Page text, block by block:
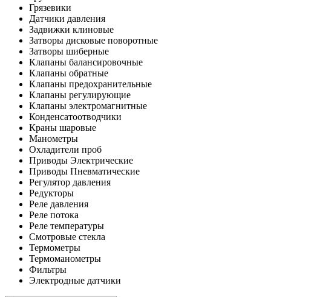
Грязевики
Датчики давления
Задвижки клиновые
Затворы дисковые поворотные
Затворы шиберные
Клапаны балансировочные
Клапаны обратные
Клапаны предохранительные
Клапаны регулирующие
Клапаны электромагнитные
Конденсатоотводчики
Краны шаровые
Манометры
Охладители проб
Приводы Электрические
Приводы Пневматические
Регулятор давления
Редукторы
Реле давления
Реле потока
Реле температуры
Смотровые стекла
Термометры
Термоманометры
Фильтры
Электродные датчики